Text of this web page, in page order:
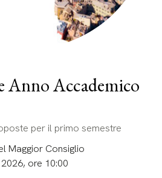
Anno Accademico
per il primo semestre
Maggior Consiglio
ore 10:00